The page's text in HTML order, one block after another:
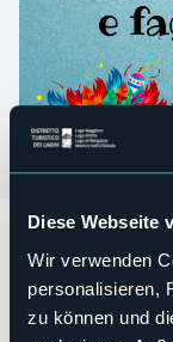
Diese Webseite
Wir verwenden
personalisieren,
zu können und
carnevale
cotenne con